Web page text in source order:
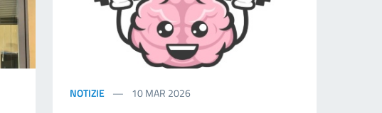
NOTIZIE 10MAR 2026